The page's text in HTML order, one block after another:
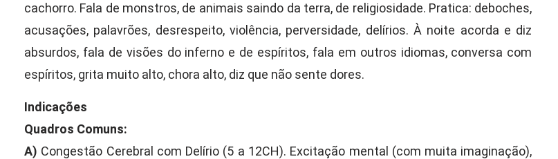
cachorro. Fala de monstros, de animais saindo da terra, de religiosidade. Pratica: deboches,
acusações, palavrões, desrespeito, violência, perversidade, delírios. À noite acorda e diz
absurdos, fala de visões do inferno e de espíritos, fala em outros idiomas, conversa com
espíritos, grita muito alto, chora alto, diz que não sente dores.
Indicações
Quadros Comuns:
A) Congestão Cerebral com Delírio (5 a 12CH). Excitação mental (com muita imaginação),